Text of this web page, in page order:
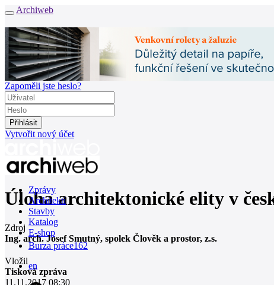
Archiweb
Zapoměli jste heslo?
Vytvořit nový účet
Zprávy
Architekti
Stavby
Katalog
E-shop
Burza práce162
en
Úloha architektonické elity v
Zdroj
Ing. arch. Josef Smutný, spolek Člověk a prostor, z.s.
Vložil
Tisková zpráva
11.11.2017 08:30